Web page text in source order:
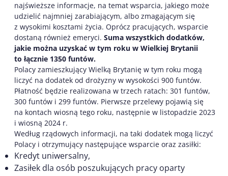
najświeższe informacje, na temat wsparcia, jakiego może
udzielić najmniej zarabiającym, albo zmagającym się
z wysokimi kosztami życia. Oprócz pracujących, wsparcie
dostaną również emeryci. Suma wszystkich dodatków,
jakie można uzyskać w tym roku w Wielkiej Brytanii
to łącznie 1350 funtów.
Polacy zamieszkujący Wielką Brytanię w tym roku mogą
liczyć na dodatek od drożyzny w wysokości 900 funtów.
Płatność będzie realizowana w trzech ratach: 301 funtów,
300 funtów i 299 funtów. Pierwsze przelewy pojawią się
na kontach wiosną tego roku, następnie w listopadzie 2023
i wiosną 2024 r.
Według rządowych informacji, na taki dodatek mogą liczyć
Polacy i otrzymujący następujące wsparcie oraz zasiłki:
Kredyt uniwersalny,
Zasiłek dla osób poszukujących pracy oparty